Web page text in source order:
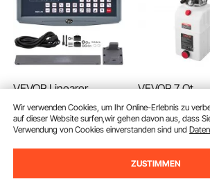
VEVOR Linearer
Maßstab Lineal
Messgerät 2 Achsen
Digitalanzeige DRO
(91)
VEVOR 7 Qt
und
L/min, 12 V DC
(167)
Wir verwenden Cookies, um Ihr Online-Erlebnis zu
auf dieser Website surfen,wir gehen davon aus, dass
Verwendung von Cookies einverstanden sind und
ZUSTIMMEN